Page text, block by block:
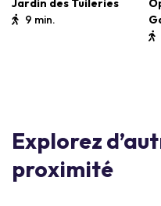
Jardin des Tuileries
9 min.
Explorez
proximité